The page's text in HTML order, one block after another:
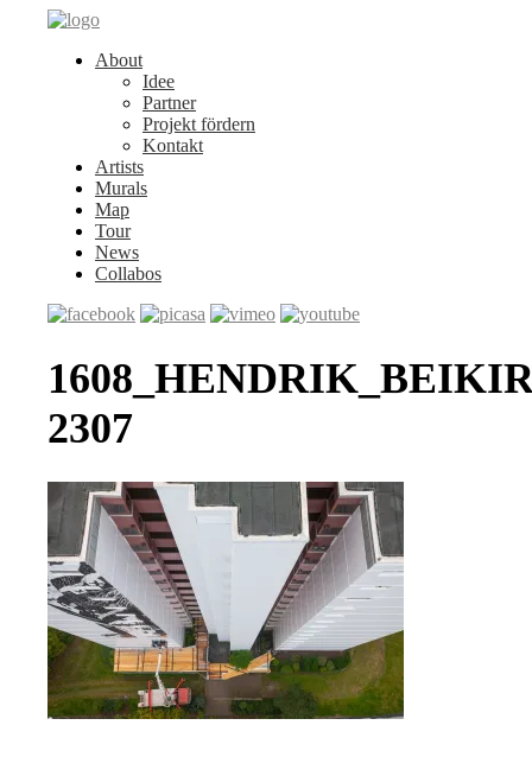
About
Idee
Partner
Projekt fördern
Kontakt
Artists
Murals
Map
Tour
News
Collabos
2307